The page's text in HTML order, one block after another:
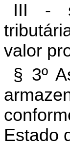
III -
valor
§ 3º
Estado